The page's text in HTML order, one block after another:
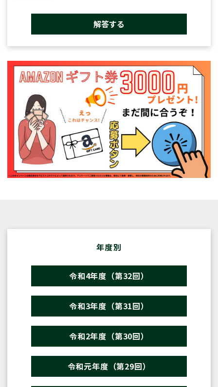
解答する
年度別
令和4年度（第32回）
令和3年度（第31回）
令和2年度（第30回）
令和元年度（第29回）